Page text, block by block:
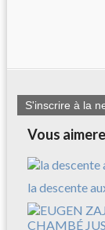
S'inscrire à la
Vous
la descente